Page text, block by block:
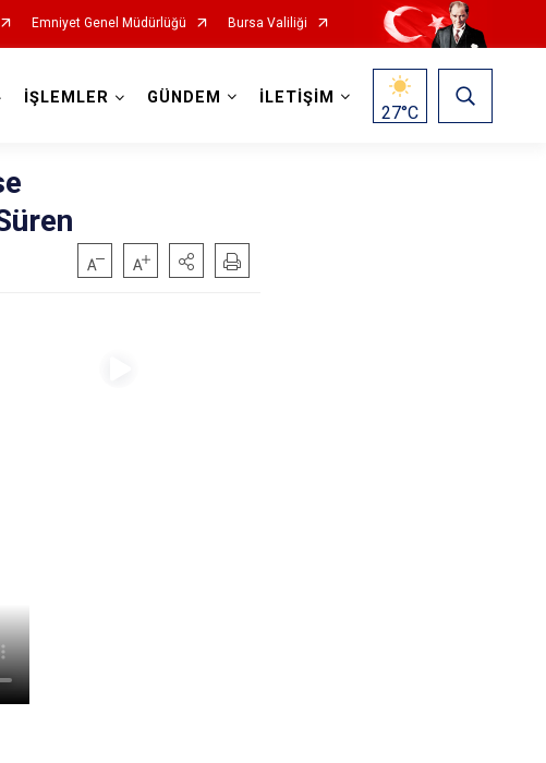
Emniyet Genel Müdürlüğü Bursa Valiliği
İŞLEMLER GÜNDEM İLETİŞİM
27°C